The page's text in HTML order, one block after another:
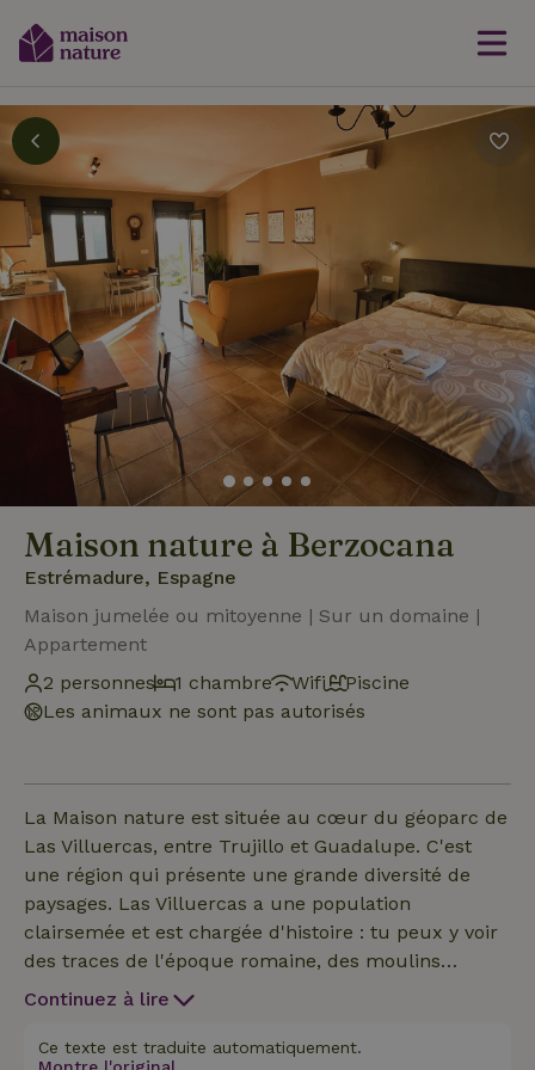
Maison nature à Berzocana
Estrémadure, Espagne
Maison jumelée ou mitoyenne | Sur un domaine |
Appartement
2 personnes
1 chambre Wifi
Piscine
Les animaux ne sont pas autorisés
La Maison nature est située au cœur du géoparc de
Las Villuercas, entre Trujillo et Guadalupe. C'est
une région qui présente une grande diversité de
paysages. Las Villuercas a une population
clairsemée et est chargée d'histoire : tu peux y voir
des traces de l'époque romaine, des moulins
millénaires et des peintures rupestres. Les
permettant de profiter au maximum de ce que la
Continuez à lire
Ce texte est traduite automatiquement.